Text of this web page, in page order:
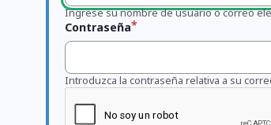
Ingrese su nombre de usuario o correo
Contraseña
Introduzca la contraseña relativa a su